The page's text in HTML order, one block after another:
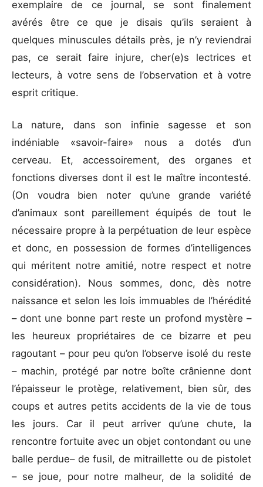
exemplaire de ce journal, se sont finalement
avérés être ce que je disais qu’ils seraient à
quelques minuscules détails près, je n’y reviendrai
pas, ce serait faire injure, cher(e)s lectrices et
lecteurs, à votre sens de l’observation et à votre
esprit critique.
La nature, dans son infinie sagesse et son
indéniable «savoir-faire» nous a dotés d’un
cerveau. Et, accessoirement, des organes et
fonctions diverses dont il est le maître incontesté.
(On voudra bien noter qu’une grande variété
d’animaux sont pareillement équipés de tout le
nécessaire propre à la perpétuation de leur espèce
et donc, en possession de formes d’intelligences
qui méritent notre amitié, notre respect et notre
considération). Nous sommes, donc, dès notre
naissance et selon les lois immuables de l’hérédité
– dont une bonne part reste un profond mystère –
les heureux propriétaires de ce bizarre et peu
ragoutant – pour peu qu’on l’observe isolé du reste
– machin, protégé par notre boîte crânienne dont
l’épaisseur le protège, relativement, bien sûr, des
coups et autres petits accidents de la vie de tous
les jours. Car il peut arriver qu’une chute, la
rencontre fortuite avec un objet contondant ou une
balle perdue– de fusil, de mitraillette ou de pistolet
– se joue, pour notre malheur, de la solidité de